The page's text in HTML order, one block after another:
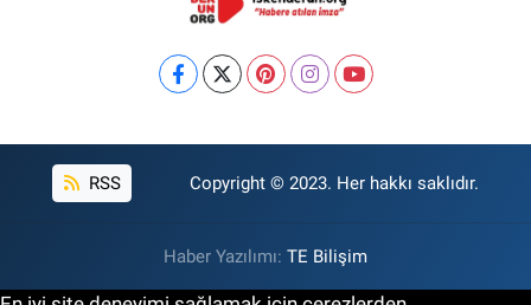
RSS Copyright © 2023. Her hakkı saklıdır.
Haber Yazılımı: TE Bilişim